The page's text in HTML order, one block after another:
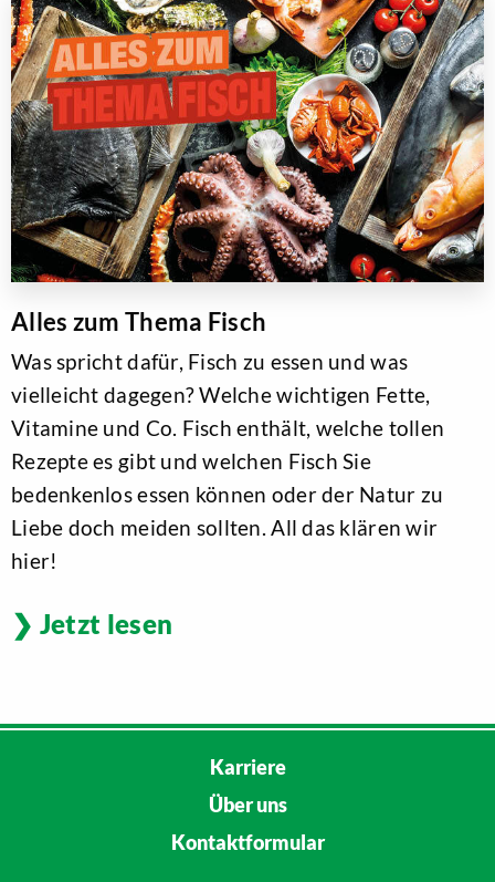
Alles zum Thema Fisch
Was spricht dafür, Fisch zu essen und was
vielleicht dagegen? Welche wichtigen Fette,
Vitamine und Co. Fisch enthält, welche tollen
Rezepte es gibt und welchen Fisch Sie
bedenkenlos essen können oder der Natur zu
Liebe doch meiden sollten. All das klären wir
hier!
Jetzt lesen
Karriere
Über uns
Kontaktformular